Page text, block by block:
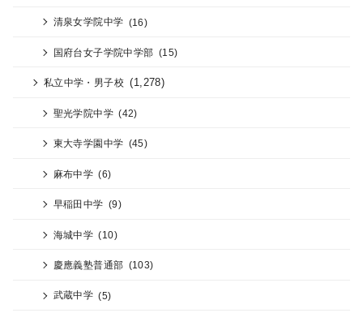
清泉女学院中学 (16)
国府台女子学院中学部 (15)
私立中学・男子校 (1,278)
聖光学院中学 (42)
東大寺学園中学 (45)
麻布中学 (6)
早稲田中学 (9)
海城中学 (10)
慶應義塾普通部 (103)
武蔵中学 (5)